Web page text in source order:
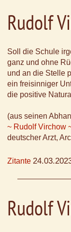
Rudolf
Soll die Schule
ganz und ohne
und an die Stelle
ein freisinniger
die positive
(aus seinen
~ Rudolf Virchow
deutscher Arzt,
Zitante
Rudolf